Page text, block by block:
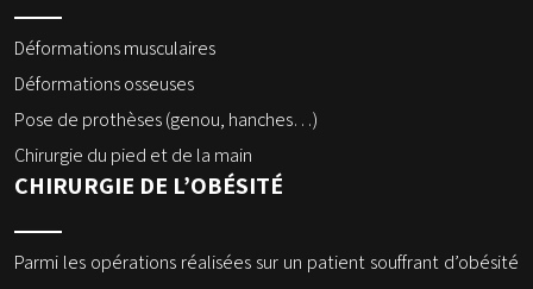
Déformations musculaires
Déformations osseuses
Pose de prothèses (genou, hanches…)
Chirurgie du pied et de la main
CHIRURGIE DE L’OBÉSITÉ
Parmi les opérations réalisées sur un patient souffrant d’obésité